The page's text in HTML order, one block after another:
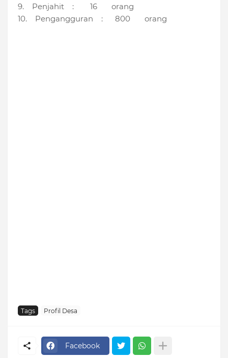
9. Penjahit : 16 orang
10. Pengangguran : 800 orang
Tags Profil Desa
Facebook